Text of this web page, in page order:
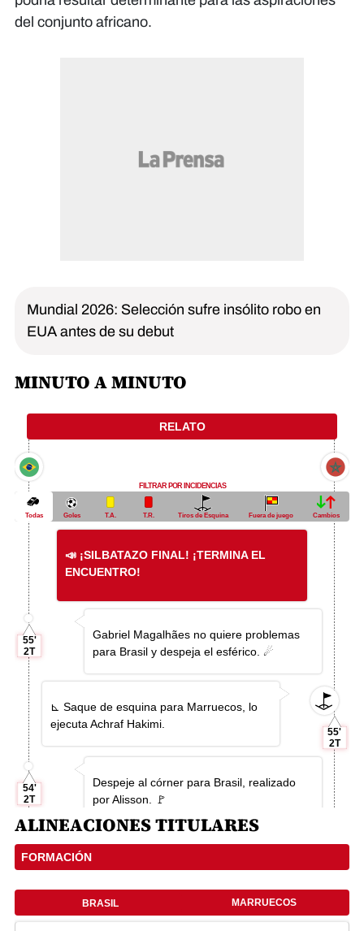
del conjunto africano.
Mundial 2026: Selección sufre insólito robo en
EUA antes de su debut
MINUTO A MINUTO
ALINEACIONES TITULARES